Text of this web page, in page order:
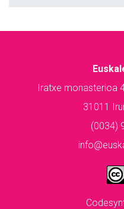
Iratxe monasterioa
31011
(0034)